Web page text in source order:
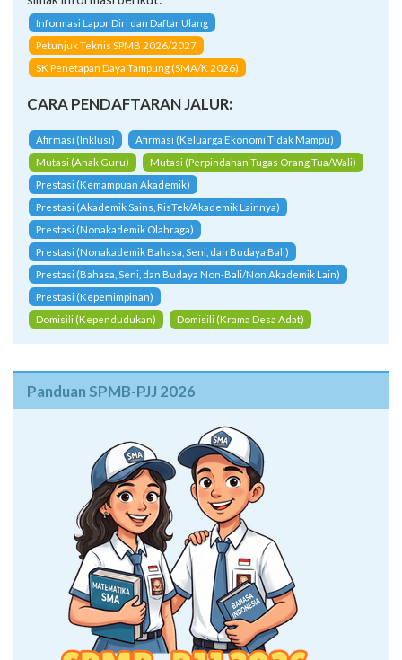
Informasi Lapor Diri dan Daftar Ulang
Petunjuk Teknis SPMB 2026/2027
SK Penetapan Daya Tampung (SMA/K 2026)
CARA PENDAFTARAN JALUR:
Afirmasi (Inklusi)
Afirmasi (Keluarga Ekonomi Tidak Mampu)
Mutasi (Anak Guru)
Mutasi (Perpindahan Tugas Orang Tua/Wali)
Prestasi (Kemampuan Akademik)
Prestasi (Akademik Sains, RisTek/Akademik Lainnya)
Prestasi (Nonakademik Olahraga)
Prestasi (Nonakademik Bahasa, Seni, dan Budaya Bali)
Prestasi (Bahasa, Seni, dan Budaya Non-Bali/Non Akademik Lain)
Prestasi (Kepemimpinan)
Domisili (Kependudukan)
Domisili (Krama Desa Adat)
Panduan SPMB-PJJ 2026